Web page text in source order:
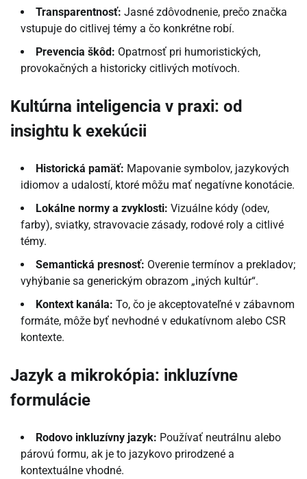
Transparentnosť: Jasné zdôvodnenie, prečo značka
vstupuje do citlivej témy a čo konkrétne robí.
Prevencia škôd: Opatrnosť pri humoristických,
provokačných a historicky citlivých motívoch.
Kultúrna inteligencia v praxi: od
insightu k exekúcii
Historická pamäť: Mapovanie symbolov, jazykových
idiomov a udalostí, ktoré môžu mať negatívne konotácie.
Lokálne normy a zvyklosti: Vizuálne kódy (odev,
farby), sviatky, stravovacie zásady, rodové roly a citlivé
témy.
Semantická presnosť: Overenie termínov a prekladov;
vyhýbanie sa generickým obrazom „iných kultúr“.
Kontext kanála: To, čo je akceptovateľné v zábavnom
formáte, môže byť nevhodné v edukatívnom alebo CSR
kontexte.
Jazyk a mikrokópia: inkluzívne
formulácie
Rodovo inkluzívny jazyk: Používať neutrálnu alebo
párovú formu, ak je to jazykovo prirodzené a
kontextuálne vhodné.